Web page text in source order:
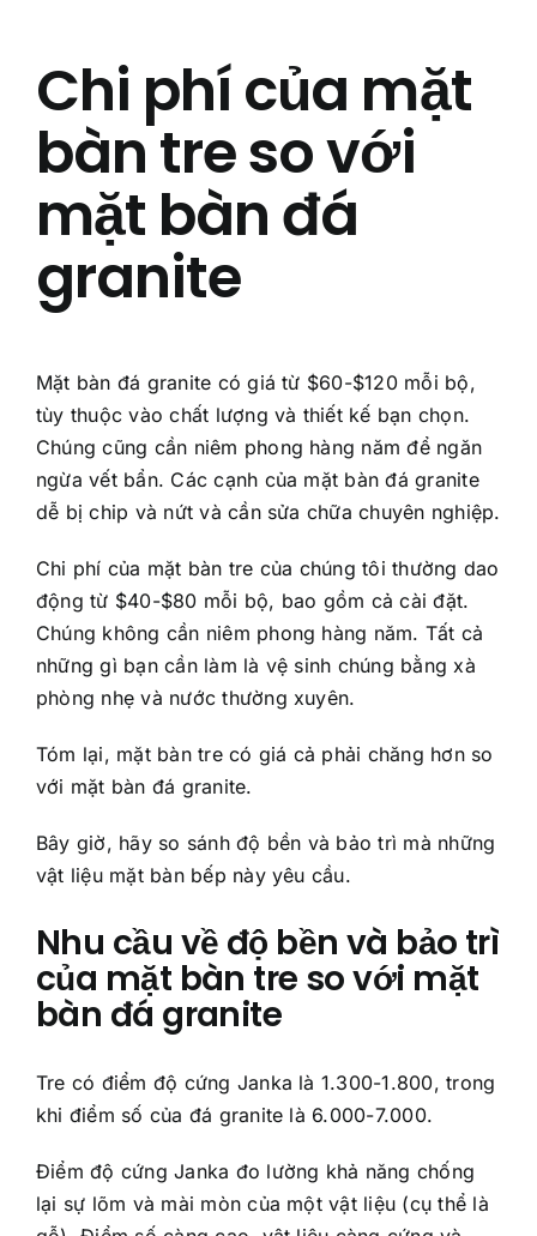
Chi phí của mặt
bàn tre so với
mặt bàn đá
granite
Mặt bàn đá granite có giá từ $60-$120 mỗi bộ,
tùy thuộc vào chất lượng và thiết kế bạn chọn.
Chúng cũng cần niêm phong hàng năm để ngăn
ngừa vết bẩn. Các cạnh của mặt bàn đá granite
dễ bị chip và nứt và cần sửa chữa chuyên nghiệp.
Chi phí của mặt bàn tre của chúng tôi thường dao
động từ $40-$80 mỗi bộ, bao gồm cả cài đặt.
Chúng không cần niêm phong hàng năm. Tất cả
những gì bạn cần làm là vệ sinh chúng bằng xà
phòng nhẹ và nước thường xuyên.
Tóm lại, mặt bàn tre có giá cả phải chăng hơn so
với mặt bàn đá granite.
Bây giờ, hãy so sánh độ bền và bảo trì mà những
vật liệu mặt bàn bếp này yêu cầu.
Nhu cầu về độ bền và bảo trì
của mặt bàn tre so với mặt
bàn đá granite
Tre có điểm độ cứng Janka là 1.300-1.800, trong
khi điểm số của đá granite là 6.000-7.000.
Điểm độ cứng Janka đo lường khả năng chống
lại sự lõm và mài mòn của một vật liệu (cụ thể là